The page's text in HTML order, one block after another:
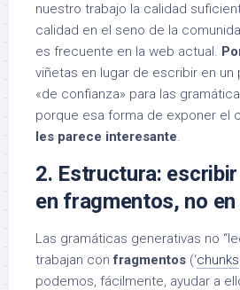
nuestro trabajo la calidad
calidad en el seno de la
es frecuente en la web actual.
viñetas en lugar de escribir en
«de confianza» para las
porque esa forma de exponer el
les parece interesante.
2. Estructura:
en fragmentos, no
Las gramáticas generativas no
trabajan confragmentos (‘chunks
podemos, fácilmente, ayudar a